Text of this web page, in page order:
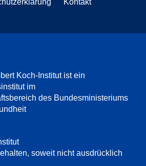
Kontakt
Koch-Institut ist ein
im
des Bundesministeriums
soweit nicht ausdrücklich